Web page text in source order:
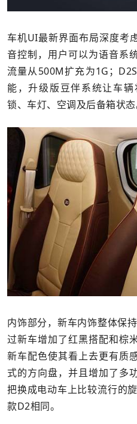
车机UI最新界面布局深度考
音控制，用户可以为语音系
流量从500M扩充为1G；
能，升级版豆伴系统让车
锁、车灯、空调及后备箱状态
内饰部分，新车内饰整体保
过新车增加了红黑搭配和棕
新车配色使其看上去更有质
式的方向盘，并且增加了多
把换成电动车上比较流行的
款D2相同。